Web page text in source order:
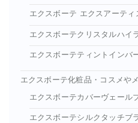
エクスボーテ エクスアーテ
エクスボーテクリスタルハイ
エクスボーテティントインバ
エクスボーテ化粧品・コスメや
エクスボーテカバーヴェール
エクスボーテシルクタッチブ